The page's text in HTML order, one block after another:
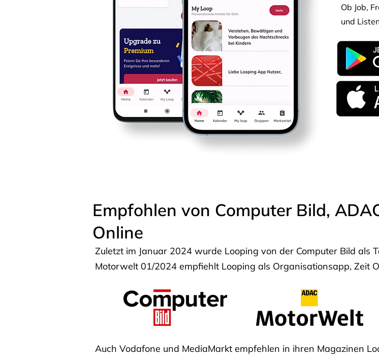
Ob Job,
und
Empfohlen von Computer Bild,
Online
Zuletzt im Januar 2024 wurde Looping von der Computer Bild als
Motorwelt 01/2024 empfiehlt Looping als Organisationsapp, Zeit
Auch Vodafone und MediaMarkt empfehlen in ihren Magazinen